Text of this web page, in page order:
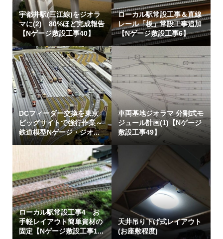
宇都井駅(三江線)をジオラ
マに(2) 80%ほど完成報告
【Nゲージ敷設工事40】
ローカル駅常設工事＆直線
レール「板」常設工事追加
【Nゲージ敷設工事6】
DCフィーダー交換を東京
ビッグサイトで強行作業～
鉄道模型Nゲージ・ジオ...
車両基地ジオラマ 分割式モ
ジュール計画(1)【Nゲージ
敷設工事49】
ローカル駅常設工事4 お
手軽レイアウト簡単資材の
固定【Nゲージ敷設工事1...
天井吊り下げ式レイアウト
(お座敷程度)